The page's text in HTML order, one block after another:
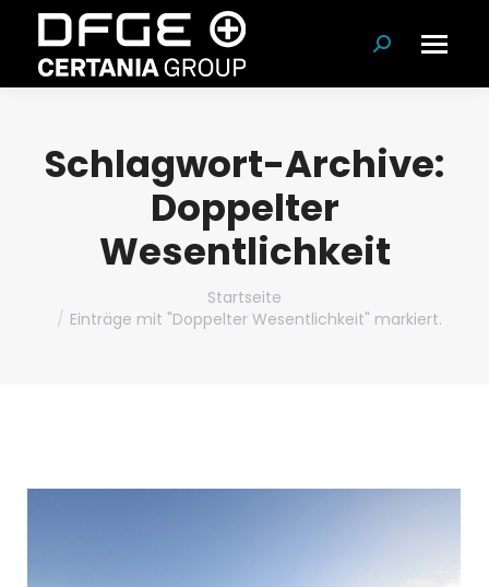
Suchen:
Schlagwort-Archive:
Doppelter
Wesentlichkeit
Startseite
Einträge mit "Doppelter Wesentlichkeit" markiert.